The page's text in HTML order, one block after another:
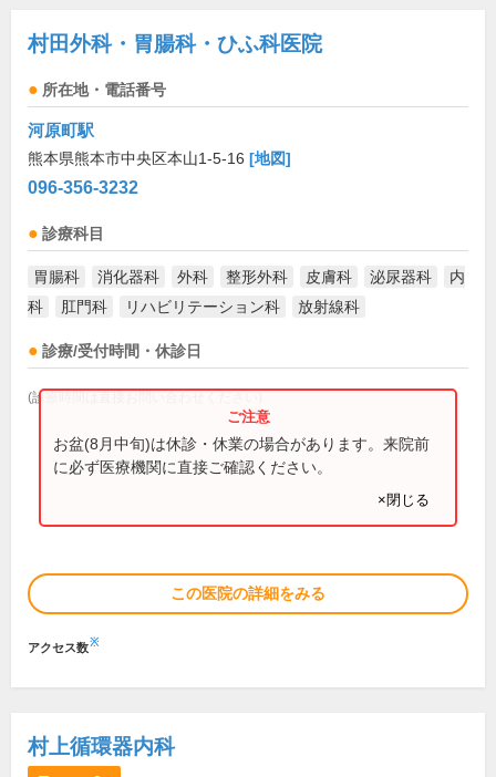
村田外科・胃腸科・ひふ科医院
所在地・電話番号
河原町駅
熊本県熊本市中央区本山1-5-16 [地図]
096-356-3232
診療科目
胃腸科 消化器科 外科 整形外科 皮膚科 泌尿器科
内
科
肛門科 リハビリテーション科 放射線科
診療/受付時間・休診日
(診療時間は直接お問い合わせください)
お盆(8月中旬)は休診・休業の場合があります。来院前
に必ず医療機関に直接ご確認ください。
×閉じる
この医院の詳細をみる
アクセス数※
村上循環器内科